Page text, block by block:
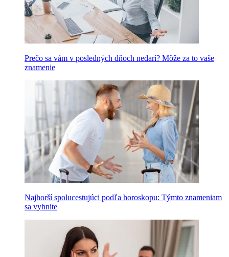
Prečo sa vám v posledných dňoch nedarí? Môže za to vaše
znamenie
Najhorší spolucestujúci podľa horoskopu: Týmto znameniam
sa vyhnite